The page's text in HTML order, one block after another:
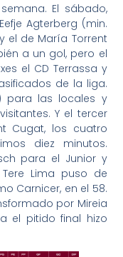
El sábado,
Agterberg (min.
el de María Torrent
a un gol, pero el
el CD Terrassa y
de la liga.
para las locales y
Y el tercer
Cugat, los cuatro
diez minutos.
para el Junior y
Lima puso de
Carnicer, en el 58.
por Mireia
el pitido final hizo